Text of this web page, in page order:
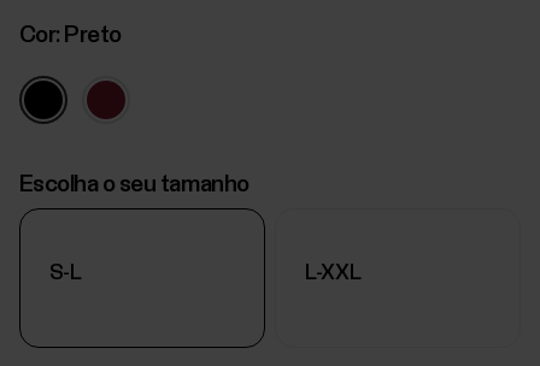
Cor: Preto
Escolha o seu tamanho
S-L L-XXL